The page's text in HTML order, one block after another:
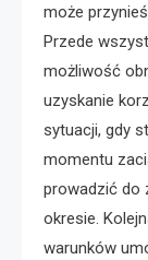
może
Przede
możliwość
uzyskanie
sytuacji, gdy
momentu
prowadzić do
okresie.
warunków